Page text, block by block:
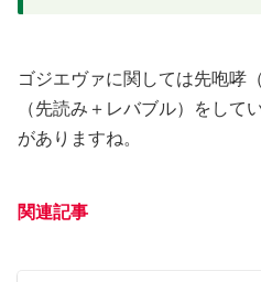
ゴジエヴァに関しては先咆哮
（先読み＋レバブル）をして
がありますね。
関連記事